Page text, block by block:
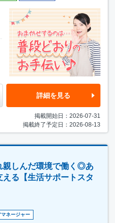
詳細を見る
掲載開始日：2026-07-31
掲載終了予定日：2026-08-13
親しんだ環境で働く◎あ
る【生活サポートスタ
ネージャー